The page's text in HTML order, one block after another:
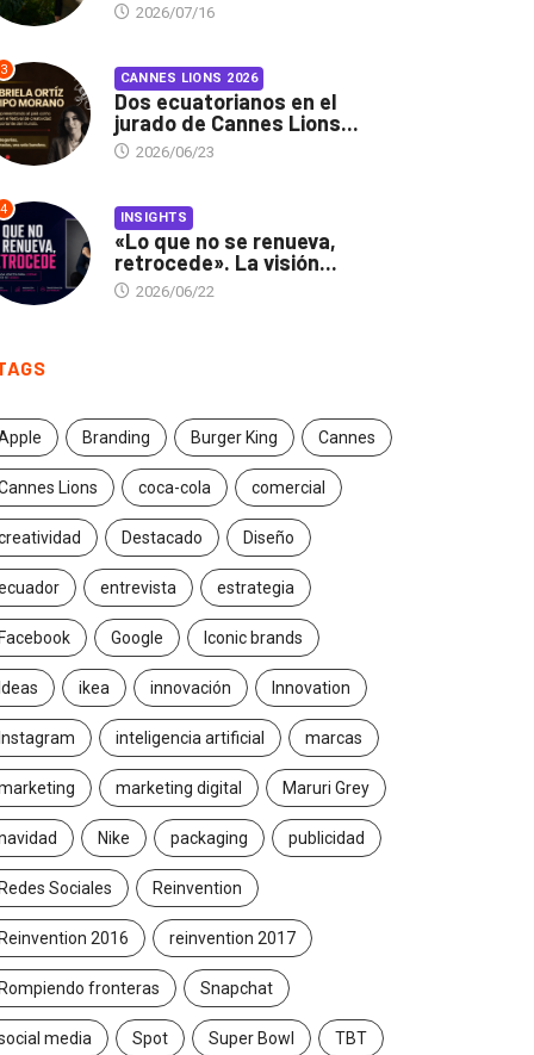
2026/07/16
3 CANNES LIONS 2026
Dos ecuatorianos en el
jurado de Cannes Lions...
2026/06/23
4 INSIGHTS
«Lo que no se renueva,
retrocede». La visión...
2026/06/22
Branding Burger King Cannes
Lions coca-cola comercial
Destacado Diseño
entrevista estrategia
Facebook Google Iconic brands
Ideas ikea innovación Innovation
Instagram inteligencia artificial marcas
marketing digital Maruri Grey
Nike packaging publicidad
Redes Sociales Reinvention
Reinvention 2016 reinvention 2017
Rompiendo fronteras Snapchat
media Spot Super Bowl TBT